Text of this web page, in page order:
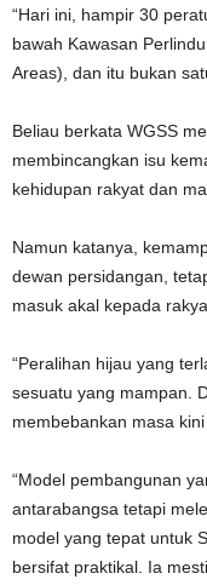
“Hari ini, hampir 30
bawah Kawasan
Areas), dan itu bukan
Beliau berkata WGSS
membincangkan isu
kehidupan rakyat dan
Namun katanya,
dewan persidangan,
masuk akal kepada
“Peralihan hijau yang
sesuatu yang mampan.
membebankan masa
“Model pembangunan
antarabangsa tetapi
model yang tepat untuk
bersifat praktikal. Ia